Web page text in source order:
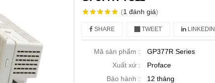
(1 đánh giá)
SHARE TWEET LINKEDIN
Mã sản phẩm :
GP377R Series
Xuất xứ :
Proface
Bảo hành :
12 tháng